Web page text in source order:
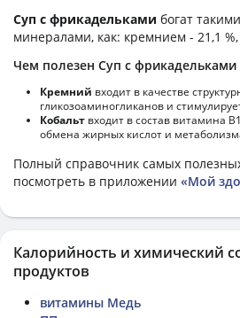
Суп с фрикадельками богат
минералами, как: кремнием - 21,1 %,
Чем полезен Суп с фрикадельками
Кремний входит в качестве
гликозоаминогликанов и
Кобальт входит в состав витамина
обмена жирных кислот и
Полный справочник самых
посмотреть в приложении «Мой
Калорийность и химический
продуктов
витамины Медь